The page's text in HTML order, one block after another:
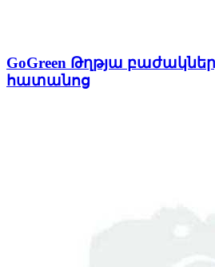
GoGreen Թղթյա բաժակներ,
հատանոց